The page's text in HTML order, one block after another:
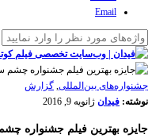
Email
‌‌جشنواره‌های بین‌المللی, گزارش
نوشته: فیدان ژانویه 9, 2016
جایزه بهترین فیلم جشنواره